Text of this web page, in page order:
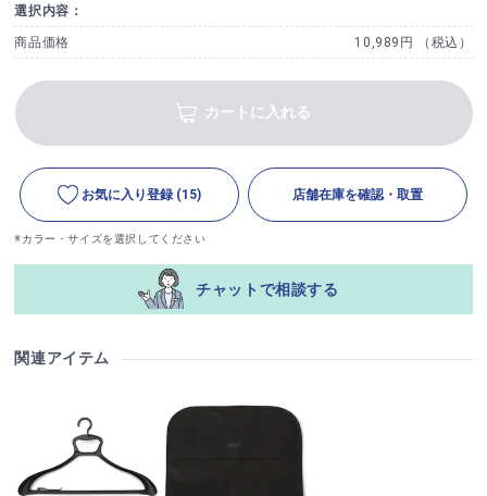
選択内容：
商品価格 10,989円 （税込）
カートに入れる
お気に入り登録 (15) 店舗在庫を確認・取置
※カラー・サイズを選択してください
チャットで相談する
関連アイテム